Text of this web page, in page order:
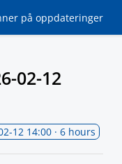
på oppdateringer
02-12
12 14:00 · 6 hours